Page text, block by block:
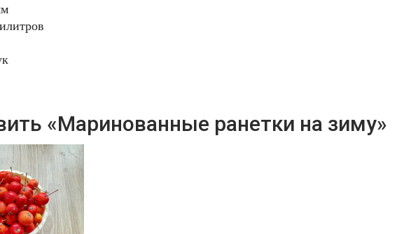
«Маринованные ранетки на зиму»